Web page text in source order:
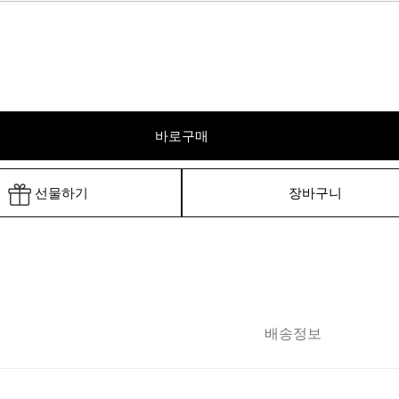
바로구매
선물하기 장바구니
배송정보